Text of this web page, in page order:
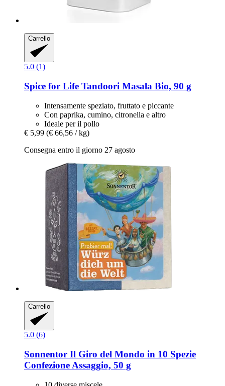
Carrello
5.0 (1)
Spice for Life Tandoori Masala Bio, 90 g
Intensamente speziato, fruttato e piccante
Con paprika, cumino, citronella e altro
Ideale per il pollo
€ 5,99 (€ 66,56 / kg)
Consegna entro il giorno 27 agosto
Carrello
5.0 (6)
Sonnentor Il Giro del Mondo in 10 Spezie
Confezione Assaggio, 50 g